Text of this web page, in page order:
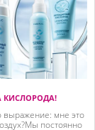
КИСЛОРОДА!
выражение: мне это
постоянно